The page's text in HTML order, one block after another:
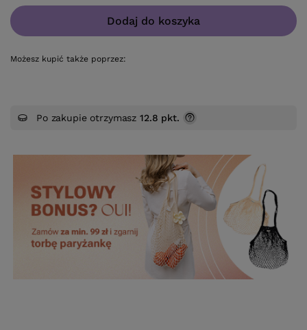
Dodaj do koszyka
Możesz kupić także poprzez:
Po zakupie otrzymasz12.8 pkt.